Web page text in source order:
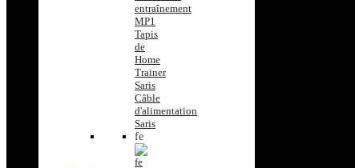
entraînement
MP1
Tapis
de
Home
Trainer
Saris
Câble
d'alimentation
Saris
fe